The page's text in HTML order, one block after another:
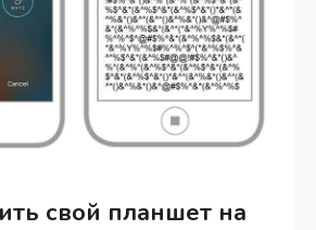
свой планшет на